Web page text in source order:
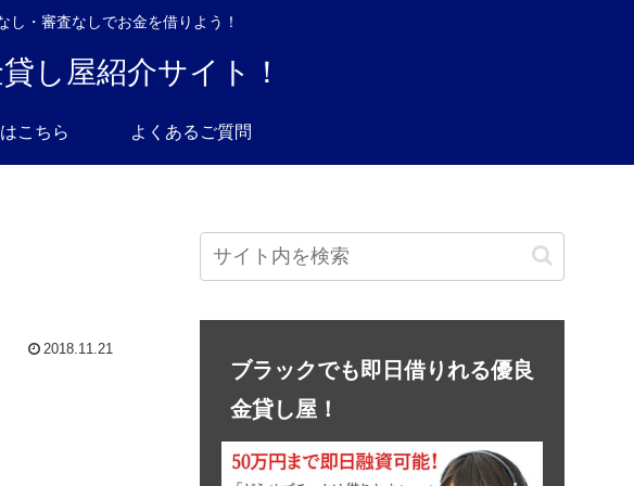
・審査なしでお金を借りよう！
し屋紹介サイト！
こちら よくあるご質問
2018.11.21
ブラックでも即日借りれる優良
金貸し屋！